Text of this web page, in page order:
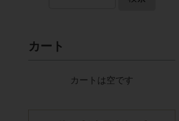
カート
カートは空です